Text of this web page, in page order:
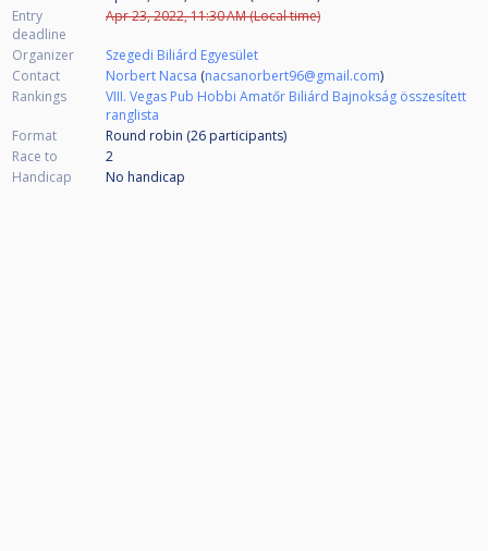
Entry
deadline
Apr 23, 2022, 11:30 AM (Local time)
Organizer
Szegedi Biliárd Egyesület
Contact
Norbert Nacsa (nacsanorbert96@gmail.com)
Rankings
VIII. Vegas Pub Hobbi Amatőr Biliárd Bajnokság összesített
ranglista
Format
Round robin (26 participants)
Race to
2
Handicap
No handicap